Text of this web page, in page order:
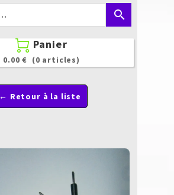
search
 Panier
0.00 € (0 articles)
← Retour à la liste